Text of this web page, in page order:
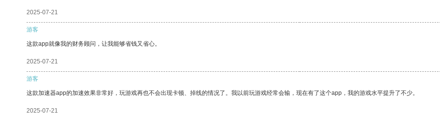
2025-07-21
游客
这款app就像我的财务顾问，让我能够省钱又省心。
2025-07-21
游客
这款加速器app的加速效果非常好，玩游戏再也不会出现卡顿、掉线的情况了。我以前玩游戏经常会输，现在有了这个app，我的游戏水平提升了不少。
2025-07-21